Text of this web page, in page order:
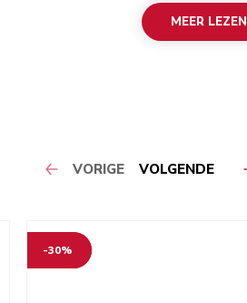
MEER LEZEN
VORIGE VOLGENDE
-30%